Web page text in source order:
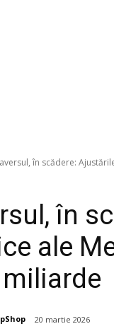
în scădere:
în
ale
20 martie 2026